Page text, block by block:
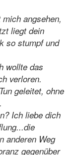
angsehen,
liegt dein
so stumpf und
wollte das
verloren.
geleitet, ohne
Ich liebe dich
anderen Weg
gegenüber